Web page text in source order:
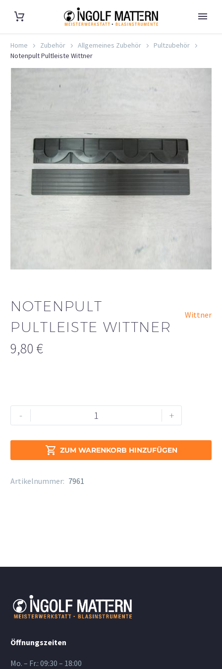
Home Zubehör Allgemeines Zubehör
Pultzubehör
Notenpult Pultleiste Wittner
NOTENPULT
PULTLEISTE WITTNER
Wittner
9,80 €
-
Notenpult
Pultleiste
+
 ZUM WARENKORB HINZUFÜGEN
Alternative:
Artikelnummer: 7961
Öffnungszeiten
Mo. – Fr.: 09:30 – 18:00